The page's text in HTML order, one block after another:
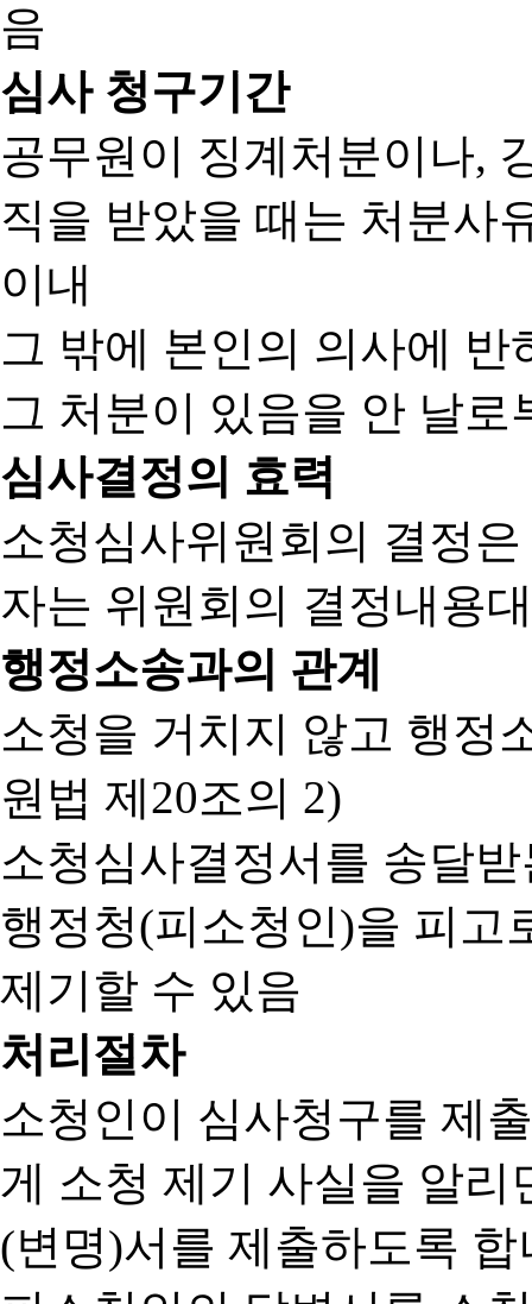
음
심사 청구기간
공무원이 징계처분이나,
직을 받았을 때는 처분사
이내
그 밖에 본인의 의사에
그 처분이 있음을 안 날로
심사결정의 효력
소청심사위원회의 결정
자는 위원회의 결정내용
행정소송과의 관계
소청을 거치지 않고 행정
원법 제20조의 2)
소청심사결정서를 송달
행정청(피소청인)을 피고
제기할 수 있음
처리절차
소청인이 심사청구를 제
게 소청 제기 사실을 알
(변명)서를 제출하도록 합